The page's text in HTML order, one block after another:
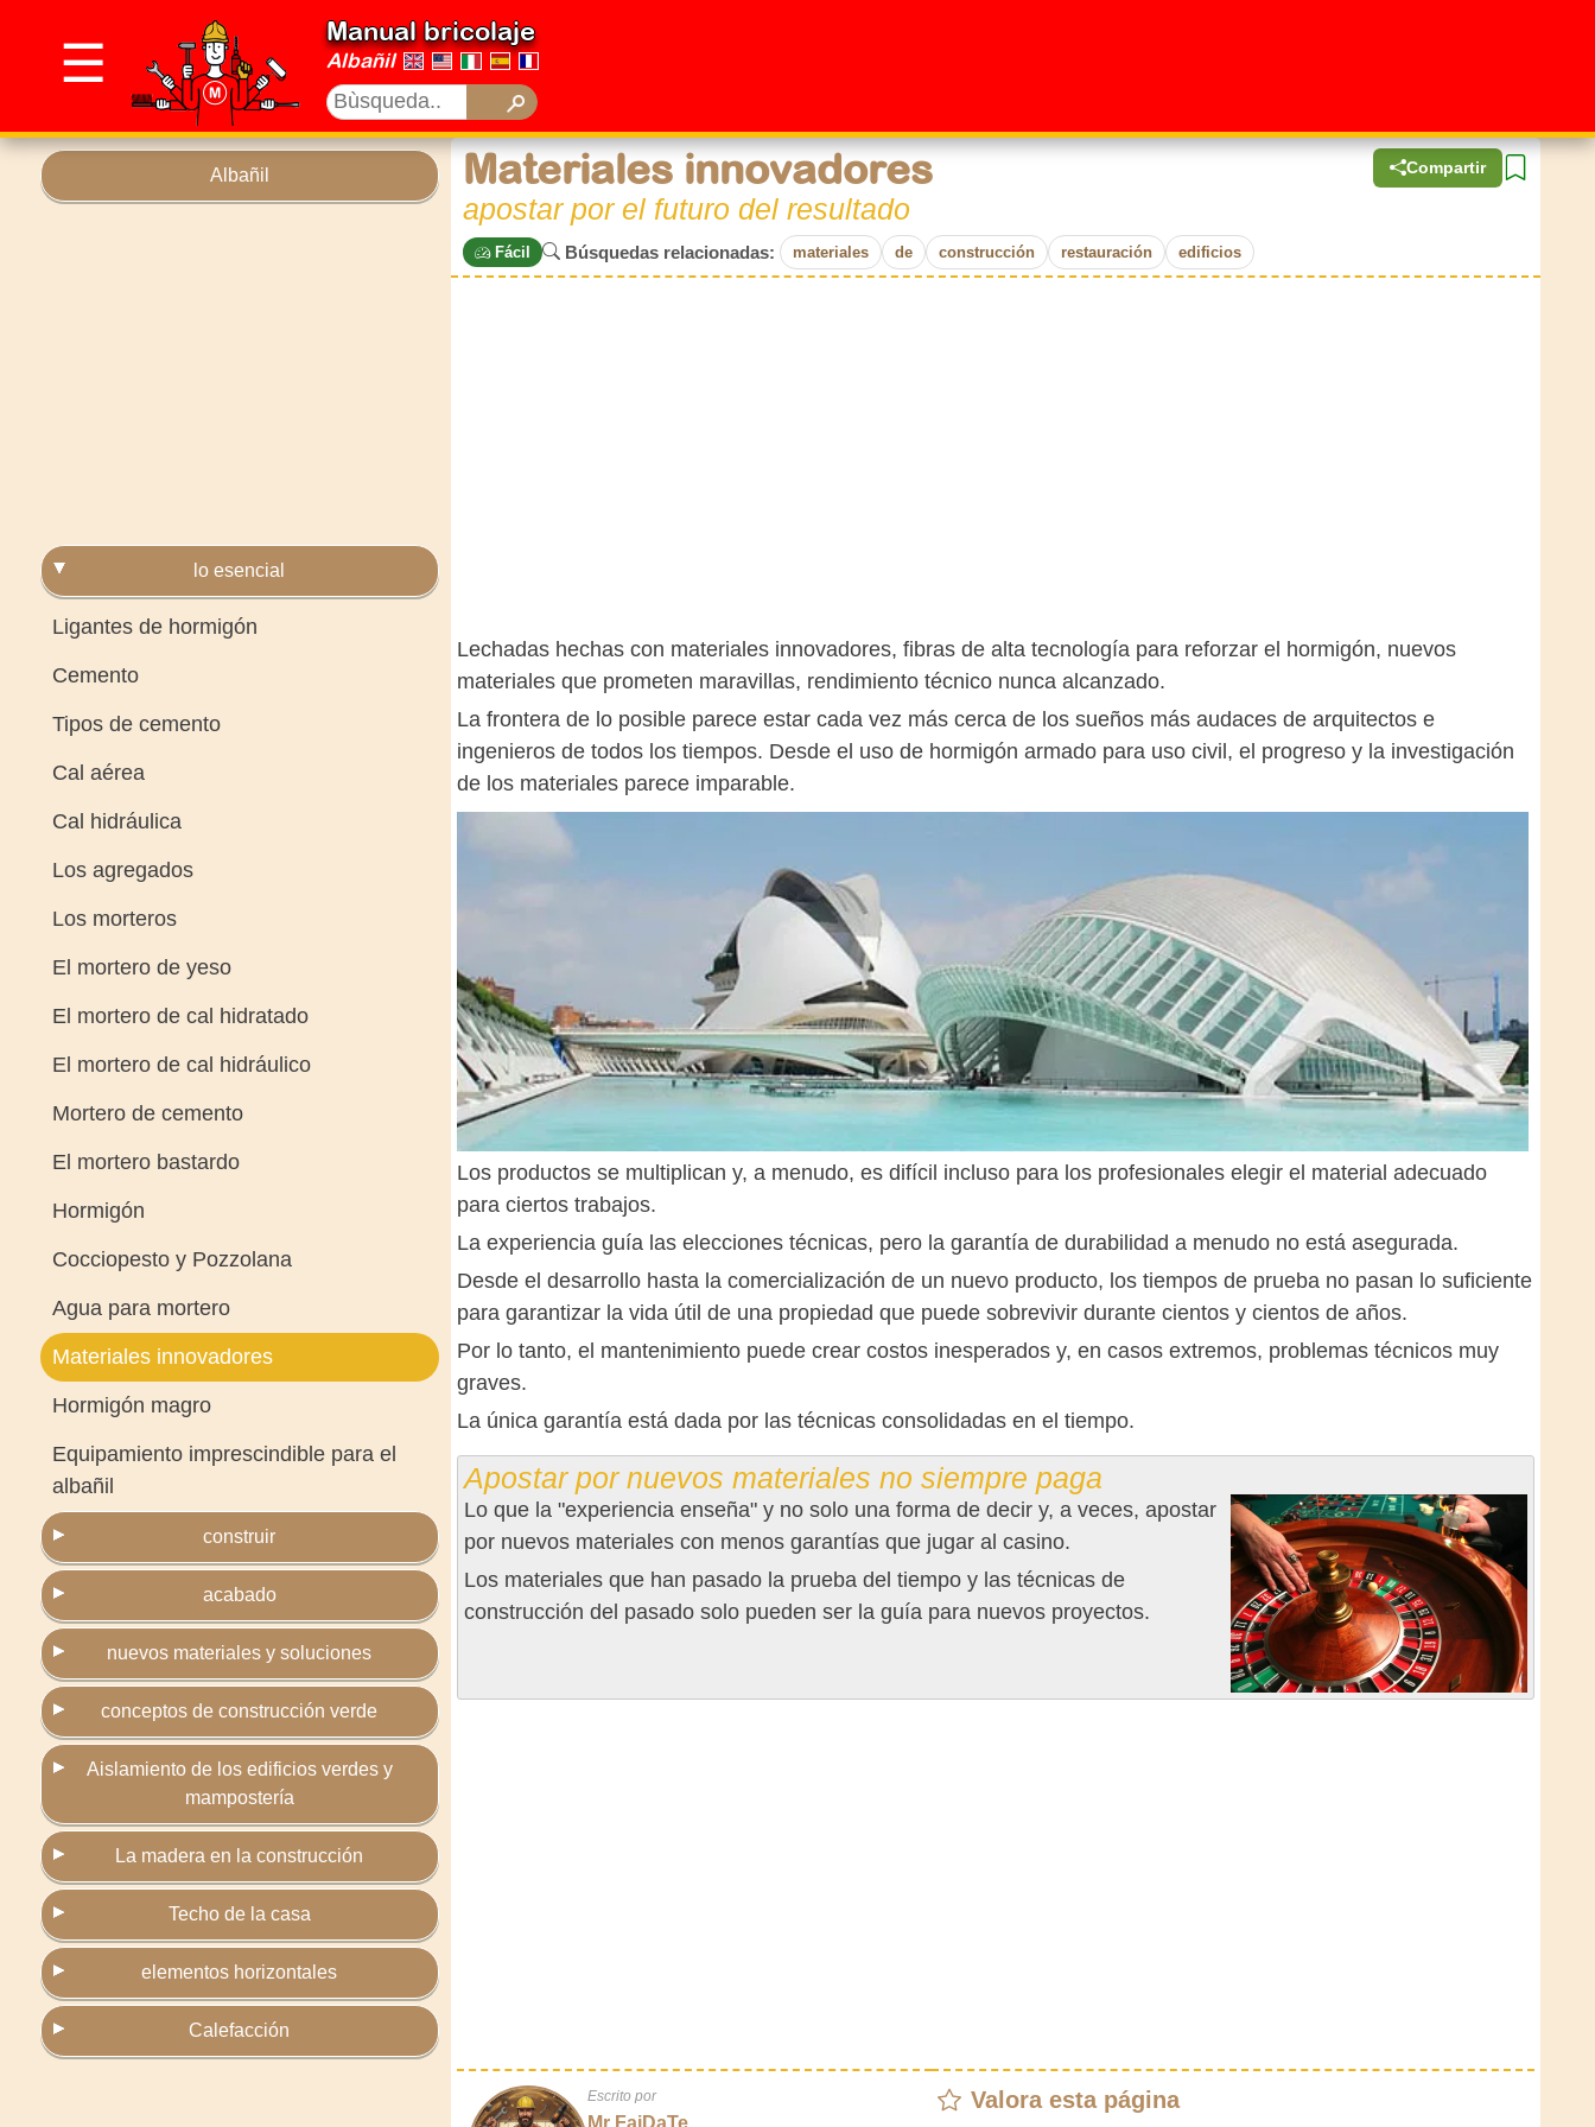
☰
Manual bricolaje
Albañil
Albañil
lo esencial
Ligantes de hormigón
Cemento
Tipos de cemento
Cal aérea
Cal hidráulica
Los agregados
Los morteros
El mortero de yeso
El mortero de cal hidratado
El mortero de cal hidráulico
Mortero de cemento
El mortero bastardo
Hormigón
Cocciopesto y Pozzolana
Agua para mortero
Materiales innovadores
Hormigón magro
Equipamiento imprescindible para el
albañil
construir
acabado
nuevos materiales y soluciones
conceptos de construcción verde
Aislamiento de los edificios verdes y
mampostería
La madera en la construcción
Techo de la casa
elementos horizontales
Calefacción
Compartir
Materiales innovadores
apostar por el futuro del resultado
Fácil Búsquedas relacionadas: materiales de construcción restauración edificios
Lechadas hechas con materiales innovadores, fibras de alta tecnología para reforzar el hormigón, nuevos
materiales que prometen maravillas, rendimiento técnico nunca alcanzado.
La frontera de lo posible parece estar cada vez más cerca de los sueños más audaces de arquitectos e
ingenieros de todos los tiempos. Desde el uso de hormigón armado para uso civil, el progreso y la investigación
de los materiales parece imparable.
Los productos se multiplican y, a menudo, es difícil incluso para los profesionales elegir el material adecuado
para ciertos trabajos.
La experiencia guía las elecciones técnicas, pero la garantía de durabilidad a menudo no está asegurada.
Desde el desarrollo hasta la comercialización de un nuevo producto, los tiempos de prueba no pasan lo suficiente
para garantizar la vida útil de una propiedad que puede sobrevivir durante cientos y cientos de años.
Por lo tanto, el mantenimiento puede crear costos inesperados y, en casos extremos, problemas técnicos muy
graves.
La única garantía está dada por las técnicas consolidadas en el tiempo.
Apostar por nuevos materiales no siempre paga
Lo que la "experiencia enseña" y no solo una forma de decir y, a veces, apostar
por nuevos materiales con menos garantías que jugar al casino.
Los materiales que han pasado la prueba del tiempo y las técnicas de
construcción del pasado solo pueden ser la guía para nuevos proyectos.
Escrito por Valora esta página